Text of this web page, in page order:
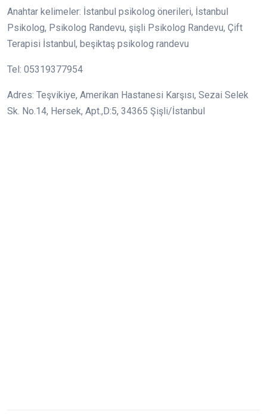
Anahtar kelimeler: İstanbul psikolog önerileri, İstanbul
Psikolog, Psikolog Randevu, şişli Psikolog Randevu, Çift
Terapisi İstanbul, beşiktaş psikolog randevu
Tel: 05319377954
Adres: Teşvikiye, Amerikan Hastanesi Karşısı, Sezai Selek
Sk. No.14, Hersek, Apt.,D:5, 34365 Şişli/İstanbul